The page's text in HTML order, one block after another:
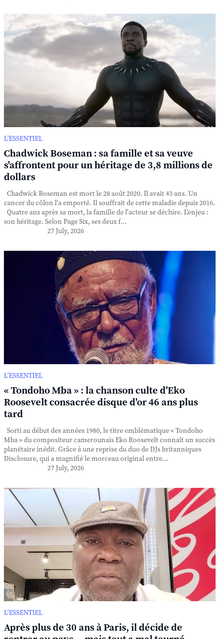
L’ESSENTIEL
Chadwick Boseman : sa famille et sa veuve
s'affrontent pour un héritage de 3,8 millions de
dollars
Chadwick Boseman est mort le 28 août 2020. Il avait 43 ans. Un
cancer du côlon l'a emporté. Il souffrait de cette maladie depuis 2016.
Quatre ans après sa mort, la famille de l'acteur se déchire. L'enjeu :
son héritage. Selon Page Six, ses deux f...
27 July, 2026
L’ESSENTIEL
« Tondoho Mba » : la chanson culte d'Eko
Roosevelt consacrée disque d'or 46 ans plus
tard
Sorti au début des années 1980, le titre emblématique « Tondoho
Mba » du compositeur camerounais Eko Roosevelt connaît un succès
planétaire inédit. Grâce à une reprise du duo de DJs britanniques
Disclosure, qui a magnifié le morceau original entre...
27 July, 2026
L’ESSENTIEL
Après plus de 30 ans à Paris, il décide de